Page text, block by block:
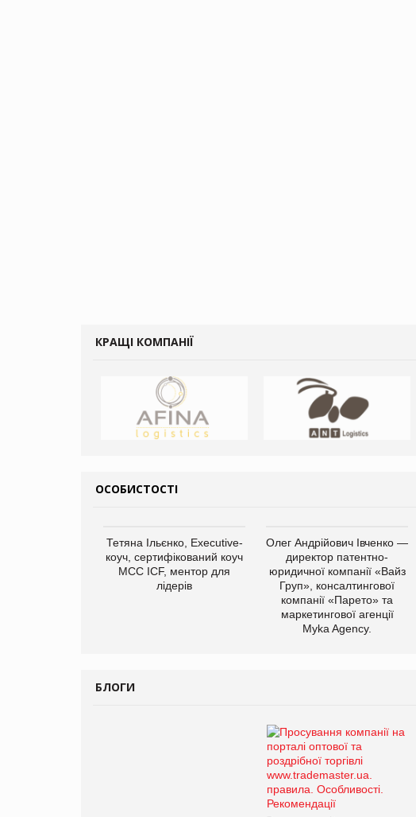
КРАЩІ КОМПАНІЇ
ОСОБИСТОСТІ
Тетяна Ільєнко, Executive-
коуч, сертифікований коуч
МСС ICF, ментор для
лідерів
Олег Андрійович Івченко —
директор патентно-
юридичної компанії «Вайз
Груп», консалтингової
компанії «Парето» та
маркетингової агенції
Myka Agency.
БЛОГИ